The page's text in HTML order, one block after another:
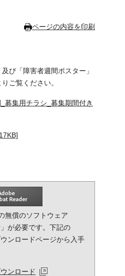
ページの内容を印刷
び「障害者週間ポスター」
ご覧ください。
募集用チラシ_募集期間付き
無償のソフトウェア
が必要です。下記の
ンロードページから入手
ンロード